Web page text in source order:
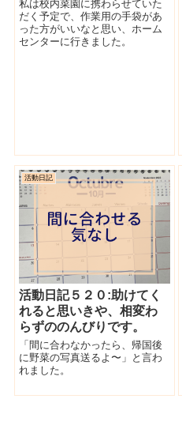
私は校内菜園に携わらせていた
だく予定で、作業用の手袋があ
った方がいいなと思い、ホーム
センターに行きました。
活動日記
活動日記５２０:助けてく
れると思いきや、相変わ
らずののんびりです。
「間に合わなかったら、帰国後
に野菜の写真送るよ〜」と言わ
れました。